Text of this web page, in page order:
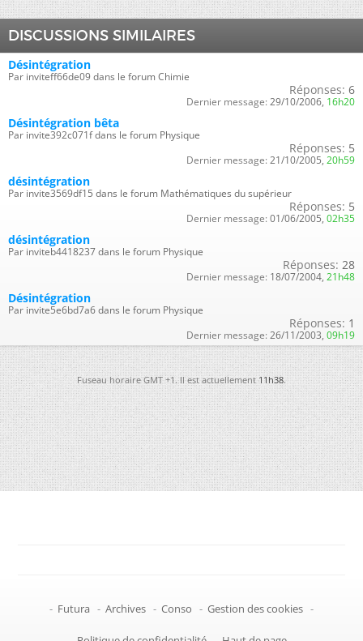
DISCUSSIONS SIMILAIRES
Désintégration
Par inviteff66de09 dans le forum Chimie
Réponses: 6
Dernier message: 29/10/2006, 16h20
Désintégration bêta
Par invite392c071f dans le forum Physique
Réponses: 5
Dernier message: 21/10/2005, 20h59
désintégration
Par invite3569df15 dans le forum Mathématiques du supérieur
Réponses: 5
Dernier message: 01/06/2005, 02h35
désintégration
Par inviteb4418237 dans le forum Physique
Réponses: 28
Dernier message: 18/07/2004, 21h48
Désintégration
Par invite5e6bd7a6 dans le forum Physique
Réponses: 1
Dernier message: 26/11/2003, 09h19
Fuseau horaire GMT +1. Il est actuellement11h38.
- Futura - Archives - Conso - Gestion des cookies -